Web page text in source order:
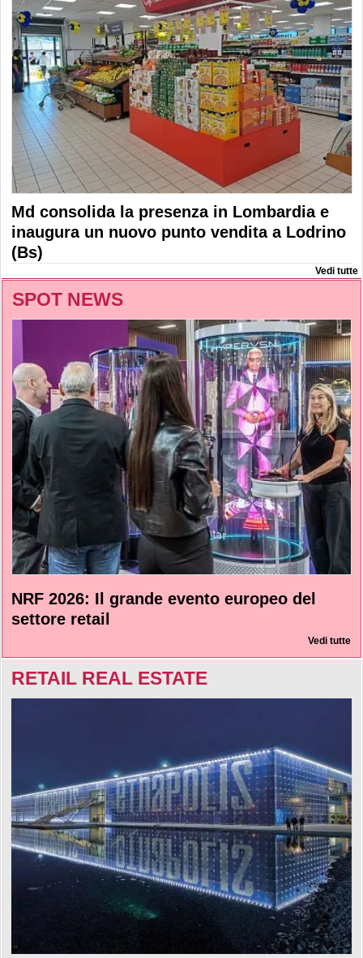
Md consolida la presenza in Lombardia e
inaugura un nuovo punto vendita a Lodrino
(Bs)
Vedi tutte
SPOT NEWS
NRF 2026: Il grande evento europeo del
settore retail
Vedi tutte
RETAIL REAL ESTATE